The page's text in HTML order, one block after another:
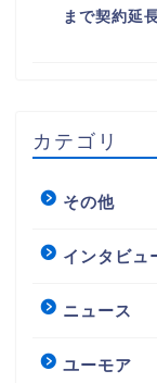
まで契約延
カテゴリ
その他
インタビュ
ニュース
ユーモア